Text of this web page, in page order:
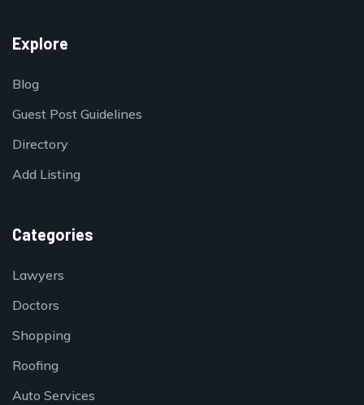
Explore
Blog
Guest Post Guidelines
Directory
Add Listing
Categories
Lawyers
Doctors
Shopping
Roofing
Auto Services